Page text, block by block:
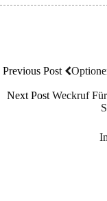
Previous Post
Next Post Weckruf